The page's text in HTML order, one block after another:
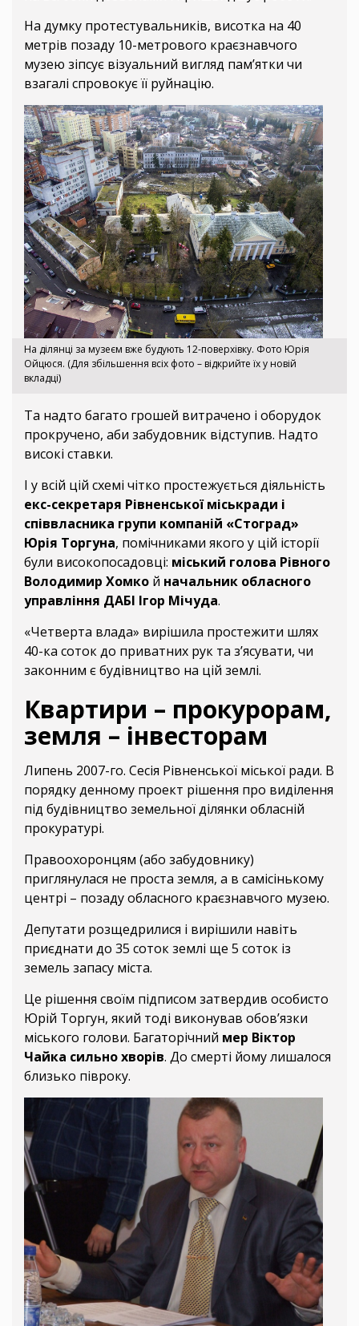
На думку протестувальників, висотка на 40
метрів позаду 10-метрового краєзнавчого
музею зіпсує візуальний вигляд пам’ятки чи
взагалі спровокує її руйнацію.
На ділянці за музеєм вже будують 12-поверхівку. Фото Юрія
Ойцюся. (Для збільшення всіх фото – відкрийте їх у новій
вкладці)
Та надто багато грошей витрачено і оборудок
прокручено, аби забудовник відступив. Надто
високі ставки.
І у всій цій схемі чітко простежується діяльність
екс-секретаря Рівненської міськради і
співвласника групи компаній «Стоград»
Юрія Торгуна, помічниками якого у цій історії
були високопосадовці: міський голова Рівного
Володимир Хомко й начальник обласного
управління ДАБІ Ігор Мічуда.
«Четверта влада» вирішила простежити шлях
40-ка соток до приватних рук та з’ясувати, чи
законним є будівництво на цій землі.
Квартири – прокурорам,
земля – інвесторам
Липень 2007-го. Сесія Рівненської міської ради. В
порядку денному проект рішення про виділення
під будівництво земельної ділянки обласній
прокуратурі.
Правоохоронцям (або забудовнику)
приглянулася не проста земля, а в самісінькому
центрі – позаду обласного краєзнавчого музею.
Депутати розщедрилися і вирішили навіть
приєднати до 35 соток землі ще 5 соток із
земель запасу міста.
Це рішення своїм підписом затвердив особисто
Юрій Торгун, який тоді виконував обов’язки
міського голови. Багаторічний мер Віктор
Чайка сильно хворів. До смерті йому лишалося
близько півроку.